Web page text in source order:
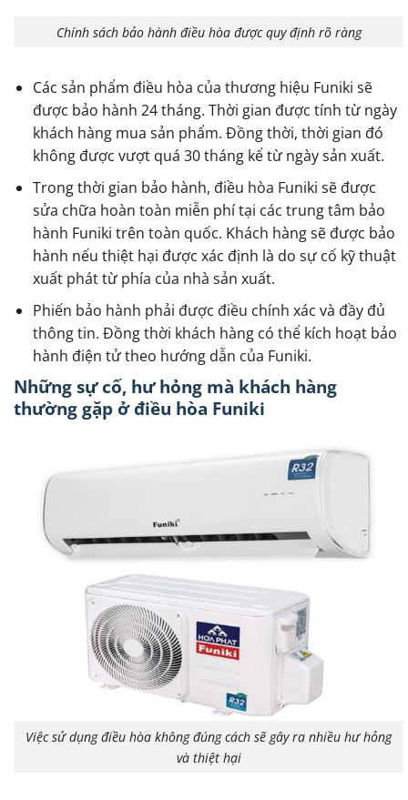
Chính sách bảo hành điều hòa được quy định rõ ràng
Các sản phẩm điều hòa của thương hiệu Funiki sẽ
được bảo hành 24 tháng. Thời gian được tính từ ngày
khách hàng mua sản phẩm. Đồng thời, thời gian đó
không được vượt quá 30 tháng kể từ ngày sản xuất.
Trong thời gian bảo hành, điều hòa Funiki sẽ được
sửa chữa hoàn toàn miễn phí tại các trung tâm bảo
hành Funiki trên toàn quốc. Khách hàng sẽ được bảo
hành nếu thiệt hại được xác định là do sự cố kỹ thuật
xuất phát từ phía của nhà sản xuất.
Phiến bảo hành phải được điều chính xác và đầy đủ
thông tin. Đồng thời khách hàng có thể kích hoạt bảo
hành điện tử theo hướng dẫn của Funiki.
Những sự cố, hư hỏng mà khách hàng
thường gặp ở điều hòa Funiki
Việc sử dụng điều hòa không đúng cách sẽ gây ra nhiều hư hỏng
và thiệt hại